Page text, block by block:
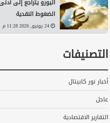
اليورو يتراجع إلى
الضغوط النقدية
24 يونيو, 2026 11:28 م
التصنيفات
أخبار نور كابيتال
عاجل
التقارير الاقتصادية